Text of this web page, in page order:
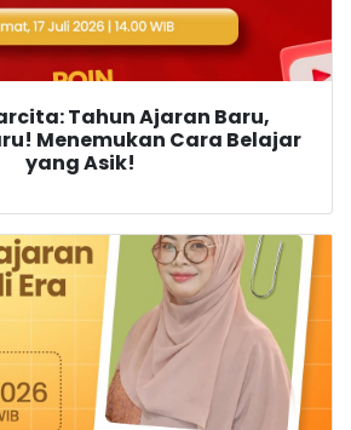
Tahun Ajaran Baru,
Menemukan Cara Belajar
yang Asik!